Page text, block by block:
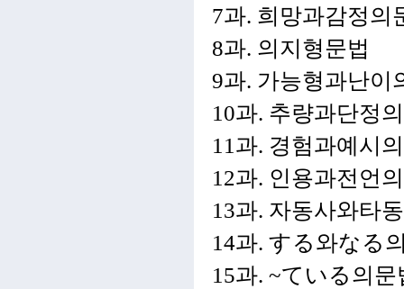
7과. 희망과감정의
8과. 의지형문법
9과. 가능형과난이
10과. 추량과단정
11과. 경험과예시
12과. 인용과전언
13과. 자동사와타
14과. する와なる
15과. ~ている의문